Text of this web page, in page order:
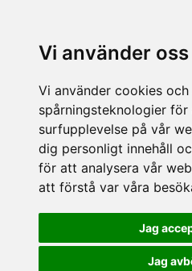
Vi använder
Vi använder cookies och
spårningsteknologier
surfupplevelse på vår
dig personligt innehåll
för att analysera vår
att förstå var våra
Jag
Jag